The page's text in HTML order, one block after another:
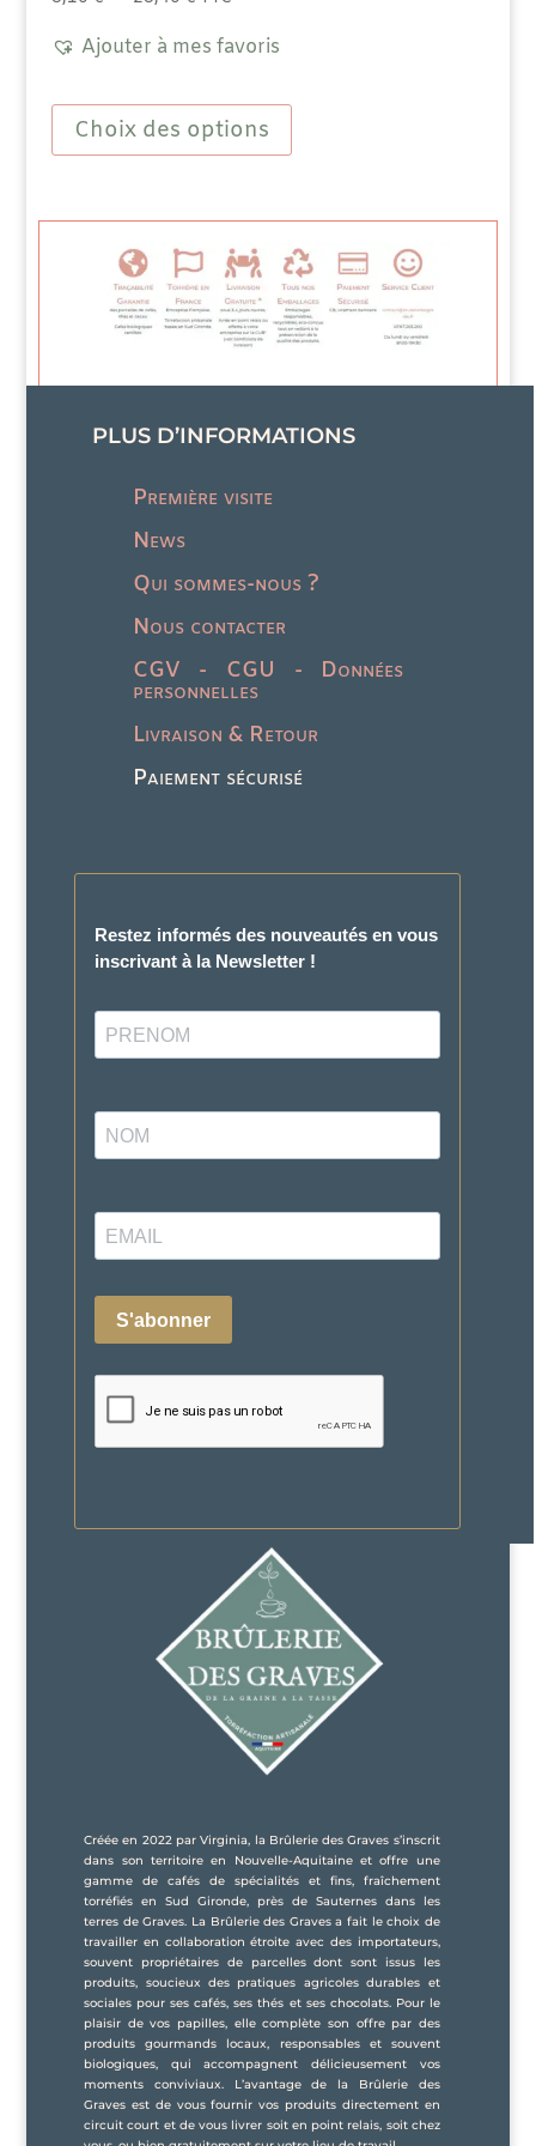
prix :
à
28,40 €
Ajouter à mes favoris
Choix des options
plusieurs
être
choisies
la
page
PLUS D’INFORMATIONS
Première visite
News
Qui sommes-nous ?
Nous contacter
CGV - CGU - Données
personnelles
Livraison & Retour
Paiement sécurisé
Créée en 2022 par Virginia, la Brûlerie des Graves s’inscrit
dans son territoire en Nouvelle-Aquitaine et offre une
gamme de cafés de spécialités et fins, fraîchement
torréfiés en Sud Gironde, près de Sauternes dans les
terres de Graves. La Brûlerie des Graves a fait le choix de
travailler en collaboration étroite avec des importateurs,
souvent propriétaires de parcelles dont sont issus les
produits, soucieux des pratiques agricoles durables et
sociales pour ses cafés, ses thés et ses chocolats. Pour le
plaisir de vos papilles, elle complète son offre par des
produits gourmands locaux, responsables et souvent
biologiques, qui accompagnent délicieusement vos
moments conviviaux. L’avantage de la Brûlerie des
Graves est de vous fournir vos produits directement en
circuit court et de vous livrer soit en point relais, soit chez